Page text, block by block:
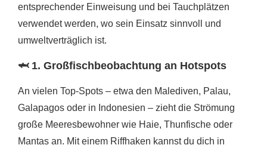
entsprechender Einweisung und bei Tauchplätzen
verwendet werden, wo sein Einsatz sinnvoll und
umweltverträglich ist.
🦈 1. Großfischbeobachtung an Hotspots
An vielen Top-Spots – etwa den Malediven, Palau,
Galapagos oder in Indonesien – zieht die Strömung
große Meeresbewohner wie Haie, Thunfische oder
Mantas an. Mit einem Riffhaken kannst du dich in